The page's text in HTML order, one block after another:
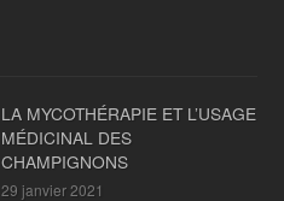
LA MYCOTHÉRAPIE ET L’USAGE
MÉDICINAL DES
CHAMPIGNONS
29 janvier 2021